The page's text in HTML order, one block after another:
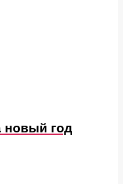
новый год